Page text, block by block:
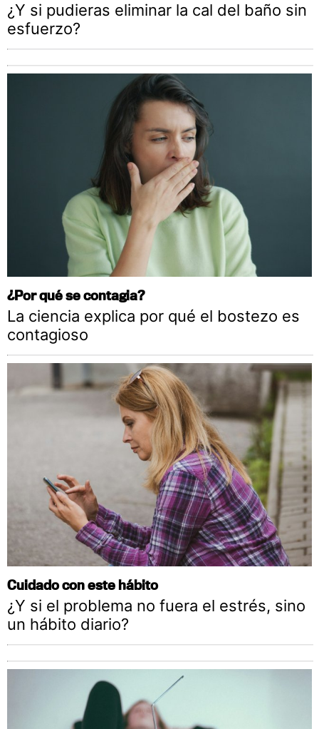
¿Y si pudieras eliminar la cal del baño sin
esfuerzo?
¿Por qué se contagia?
La ciencia explica por qué el bostezo es
contagioso
Cuidado con este hábito
¿Y si el problema no fuera el estrés, sino
un hábito diario?